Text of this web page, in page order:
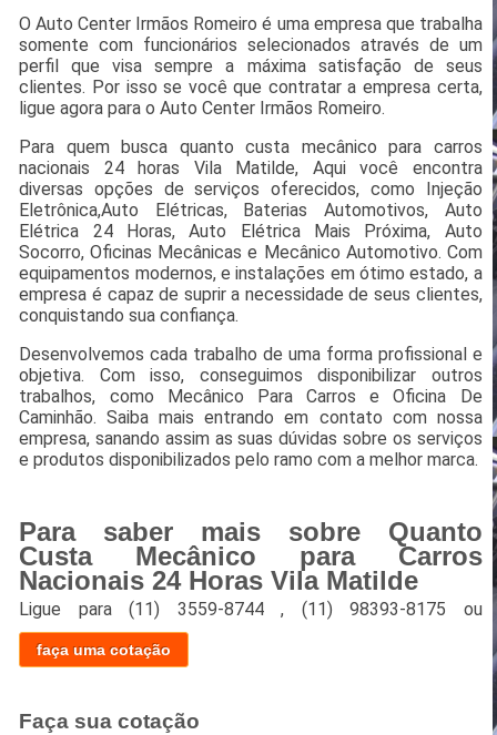
O Auto Center Irmãos Romeiro é uma empresa que trabalha
somente com funcionários selecionados através de um
perfil que visa sempre a máxima satisfação de seus
clientes. Por isso se você que contratar a empresa certa,
ligue agora para o Auto Center Irmãos Romeiro.
Para quem busca quanto custa mecânico para carros
nacionais 24 horas Vila Matilde, Aqui você encontra
diversas opções de serviços oferecidos, como Injeção
Eletrônica,Auto Elétricas, Baterias Automotivos, Auto
Elétrica 24 Horas, Auto Elétrica Mais Próxima, Auto
Socorro, Oficinas Mecânicas e Mecânico Automotivo. Com
equipamentos modernos, e instalações em ótimo estado, a
empresa é capaz de suprir a necessidade de seus clientes,
conquistando sua confiança.
Desenvolvemos cada trabalho de uma forma profissional e
objetiva. Com isso, conseguimos disponibilizar outros
trabalhos, como Mecânico Para Carros e Oficina De
Caminhão. Saiba mais entrando em contato com nossa
empresa, sanando assim as suas dúvidas sobre os serviços
e produtos disponibilizados pelo ramo com a melhor marca.
Para saber mais sobre Quanto
Custa Mecânico para Carros
Nacionais 24 Horas Vila Matilde
Ligue para(11) 3559-8744 , (11) 98393-8175 ou
faça uma cotação
Faça sua cotação